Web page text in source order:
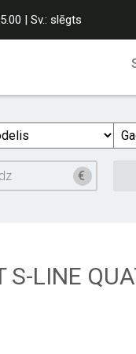
| Sv.: slēgts
S-LINE